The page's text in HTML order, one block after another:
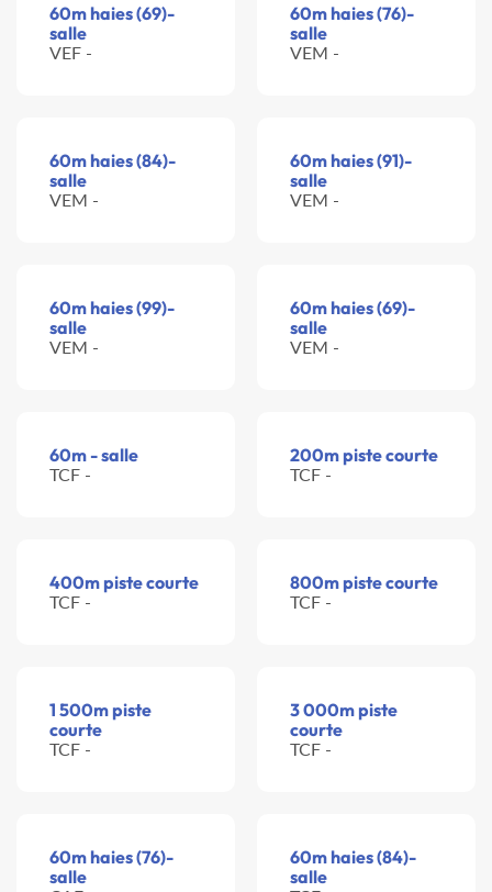
60m haies (69)-
salle
VEF -
60m haies (76)-
salle
VEM -
60m haies (84)-
salle
VEM -
60m haies (91)-
salle
VEM -
60m haies (99)-
salle
VEM -
60m haies (69)-
salle
VEM -
60m - salle
TCF -
200m piste courte
TCF -
400m piste courte
TCF -
800m piste courte
TCF -
1 500m piste
courte
TCF -
3 000m piste
courte
TCF -
60m haies (76)-
salle
60m haies (84)-
salle